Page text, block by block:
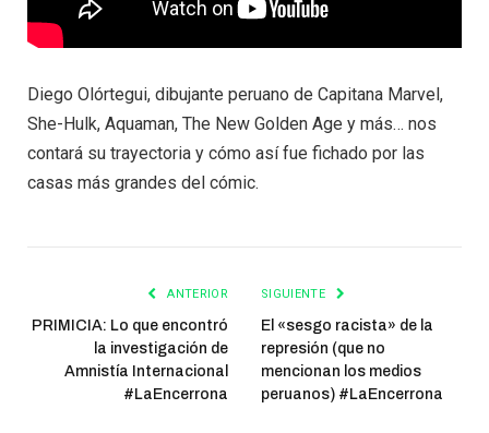
Diego Olórtegui, dibujante peruano de Capitana Marvel,
She-Hulk, Aquaman, The New Golden Age y más… nos
contará su trayectoria y cómo así fue fichado por las
casas más grandes del cómic.
ANTERIOR
PRIMICIA: Lo que encontró
la investigación de
Amnistía Internacional
#LaEncerrona
SIGUIENTE
El «sesgo racista» de la
represión (que no
mencionan los medios
peruanos) #LaEncerrona